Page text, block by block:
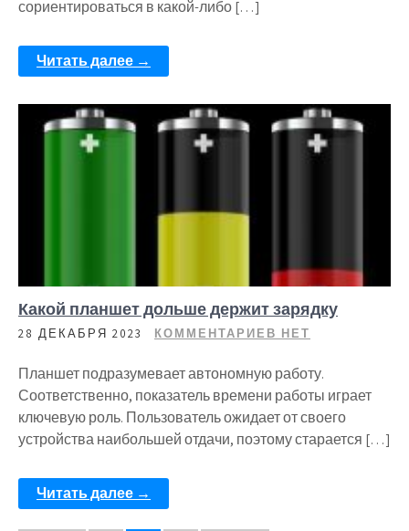
сориентироваться в какой-либо […]
Читать далее →
Какой планшет дольше держит зарядку
28 ДЕКАБРЯ 2023 КОММЕНТАРИЕВ НЕТ
Планшет подразумевает автономную работу.
Соответственно, показатель времени работы играет
ключевую роль. Пользователь ожидает от своего
устройства наибольшей отдачи, поэтому старается […]
Читать далее →